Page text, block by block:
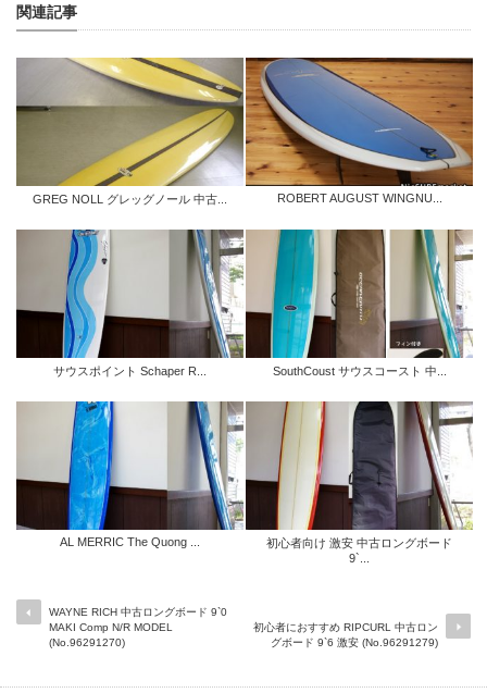
関連記事
GREG NOLL グレッグノール 中古... ROBERT AUGUST WINGNU...
サウスポイント Schaper R... SouthCoust サウスコースト 中...
AL MERRIC The Quong ...
初心者向け 激安 中古ロングボード
9`...
WAYNE RICH 中古ロングボード 9`0
MAKI Comp N/R MODEL
(No.96291270)
初心者におすすめ RIPCURL 中古ロン
グボード 9`6 激安 (No.96291279)